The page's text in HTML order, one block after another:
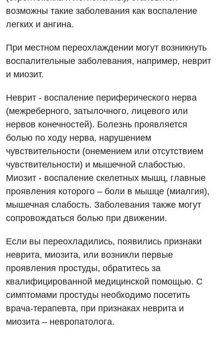
Медицинская психология
Неврология
Онкологическое отделение
Оториноларингология
Офтальмологическое отделение
Проктология
Пульмонология
Терапия
Урология
Физиотерапия
Эндокринология
Для детей
Детская аллергология
возможны такие заболевания как воспаление
легких и ангина.
При местном переохлаждении могут возникнуть
воспалительные заболевания, например, неврит
и миозит.
Неврит - воспаление периферического нерва
(межреберного, затылочного, лицевого или
нервов конечностей). Болезнь проявляется
болью по ходу нерва, нарушением
чувствительности (онемением или отсутствием
чувствительности) и мышечной слабостью.
Миозит - воспаление скелетных мышц, главные
проявления которого – боли в мышце (миалгия),
мышечная слабость. Заболевания также могут
сопровождаться болью при движении.
Если вы переохладились, появились признаки
неврита, миозита, или возникли первые
проявления простуды, обратитесь за
квалифицированной медицинской помощью. С
симптомами простуды необходимо посетить
врача-терапевта, при признаках неврита и
миозита – невропатолога.